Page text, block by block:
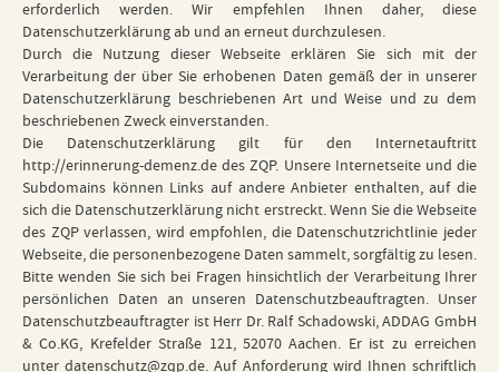
erforderlich werden. Wir empfehlen Ihnen daher, diese
Datenschutzerklärung ab und an erneut durchzulesen.
Durch die Nutzung dieser Webseite erklären Sie sich mit der
Verarbeitung der über Sie erhobenen Daten gemäß der in unserer
Datenschutzerklärung beschriebenen Art und Weise und zu dem
beschriebenen Zweck einverstanden.
Die Datenschutzerklärung gilt für den Internetauftritt
http://erinnerung-demenz.de des ZQP. Unsere Internetseite und die
Subdomains können Links auf andere Anbieter enthalten, auf die
sich die Datenschutzerklärung nicht erstreckt. Wenn Sie die Webseite
des ZQP verlassen, wird empfohlen, die Datenschutzrichtlinie jeder
Webseite, die personenbezogene Daten sammelt, sorgfältig zu lesen.
Bitte wenden Sie sich bei Fragen hinsichtlich der Verarbeitung Ihrer
persönlichen Daten an unseren Datenschutzbeauftragten. Unser
Datenschutzbeauftragter ist Herr Dr. Ralf Schadowski, ADDAG GmbH
& Co.KG, Krefelder Straße 121, 52070 Aachen. Er ist zu erreichen
unter datenschutz@zqp.de. Auf Anforderung wird Ihnen schriftlich